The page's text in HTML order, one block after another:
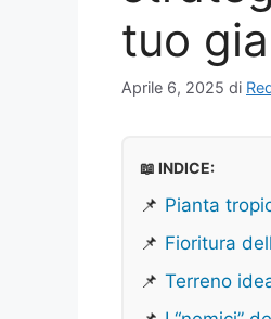
tuo
Aprile 6, 2025 di
📖 INDICE:
📌 Pianta
📌 Fioritura
📌 Terreno